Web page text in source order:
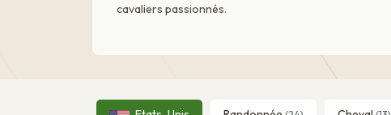
cavaliers passionnés.